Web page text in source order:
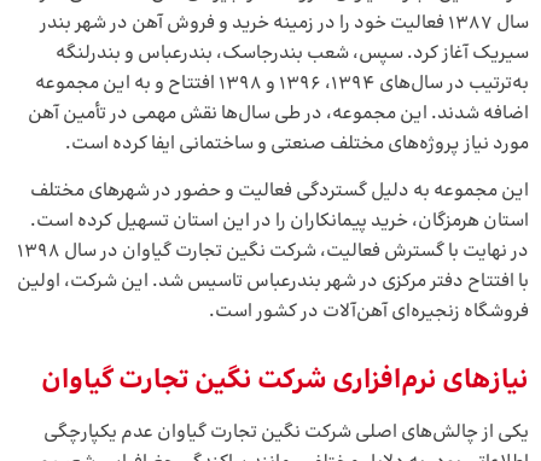
سال ۱۳۸۷ فعالیت خود را در زمینه خرید و فروش آهن در شهر بندر
سیریک آغاز کرد. سپس، شعب بندرجاسک، بندرعباس و بندرلنگه
به‌ترتیب در سال‌های ۱۳۹۴، ۱۳۹۶ و ۱۳۹۸ افتتاح و به این مجموعه
اضافه شدند. این مجموعه، در طی سال‌ها نقش مهمی در تأمین آهن
مورد نیاز پروژه‌های مختلف صنعتی و ساختمانی ایفا کرده است.
این مجموعه به دلیل گستردگی فعالیت و حضور در شهر‌های مختلف
استان هرمزگان، خرید پیمانکاران را در این استان تسهیل کرده است.
در نهایت با گسترش فعالیت، شرکت نگین تجارت گیاوان در سال ۱۳۹۸
با افتتاح دفتر مرکزی در شهر بندرعباس تاسیس شد. این شرکت، اولین
فروشگاه زنجیره‌ای آهن‌آلات در کشور است.
نیازهای نرم‌افزاریشرکت نگین تجارت گیاوان
یکی از چالش‌های اصلی شرکت نگین تجارت گیاوان عدم یکپارچگی